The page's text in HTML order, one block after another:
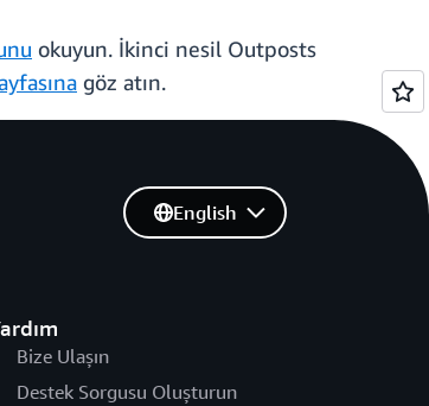
okuyun. İkinci nesil Outposts
göz atın.
Bize Ulaşın
Destek Sorgusu Oluşturun
English